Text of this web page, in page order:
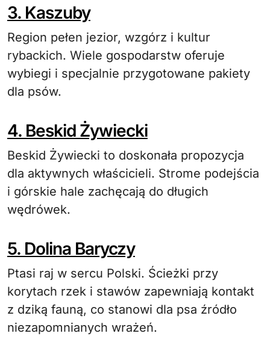
3. Kaszuby
Region pełen jezior, wzgórz i kultur
rybackich. Wiele gospodarstw oferuje
wybiegi i specjalnie przygotowane pakiety
dla psów.
4. Beskid Żywiecki
Beskid Żywiecki to doskonała propozycja
dla aktywnych właścicieli. Strome podejścia
i górskie hale zachęcają do długich
wędrówek.
5. Dolina Baryczy
Ptasi raj w sercu Polski. Ścieżki przy
korytach rzek i stawów zapewniają kontakt
z dziką fauną, co stanowi dla psa źródło
niezapomnianych wrażeń.